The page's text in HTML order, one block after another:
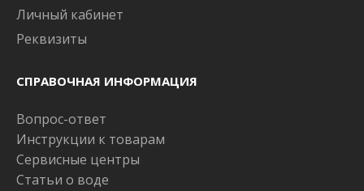
Личный кабинет
Реквизиты
СПРАВОЧНАЯ ИНФОРМАЦИЯ
Вопрос-ответ
Инструкции к товарам
Сервисные центры
Статьи о воде